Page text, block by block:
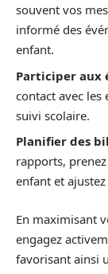
souvent vos
informé des
enfant.
Participer aux
contact avec les
suivi scolaire.
Planifier des
rapports,
enfant et
En maximisant
engagez
favorisant ainsi